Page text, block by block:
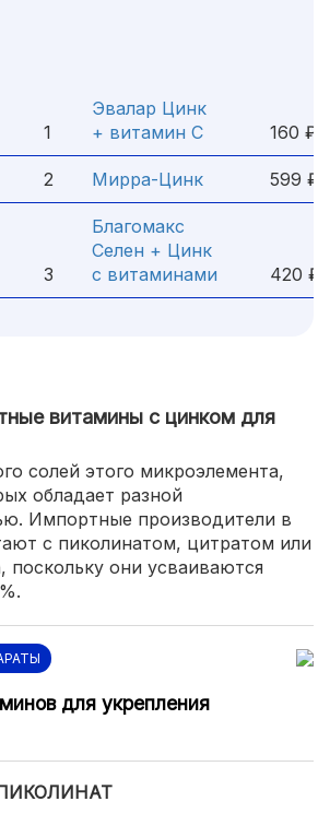
1
Эвалар Цинк
+ витамин С
160 ₽
2 Мирра-Цинк 599 ₽
3
Благомакс
Селен + Цинк
с витаминами
420 ₽
витамины с цинком для
солей этого микроэлемента,
обладает разной
Импортные производители в
с пиколинатом, цитратом или
поскольку они усваиваются
для укрепления
ПИКОЛИНАТ